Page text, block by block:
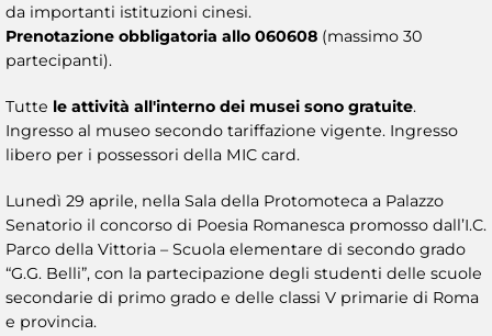
da importanti istituzioni cinesi.
Prenotazione obbligatoria allo 060608 (massimo 30
partecipanti).
Tutte le attività all'interno dei musei sono gratuite.
Ingresso al museo secondo tariffazione vigente. Ingresso
libero per i possessori della MIC card.
Lunedì 29 aprile, nella Sala della Protomoteca a Palazzo
Senatorio il concorso di Poesia Romanesca promosso dall’I.C.
Parco della Vittoria – Scuola elementare di secondo grado
“G.G. Belli”, con la partecipazione degli studenti delle scuole
secondarie di primo grado e delle classi V primarie di Roma
e provincia.